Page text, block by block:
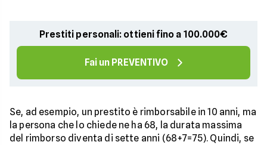
Prestiti personali: ottieni fino a 100.000€
Fai un PREVENTIVO
Se, ad esempio, un prestito è rimborsabile in 10 anni, ma
la persona che lo chiede ne ha 68, la durata massima
del rimborso diventa di sette anni (68+7=75). Quindi, se